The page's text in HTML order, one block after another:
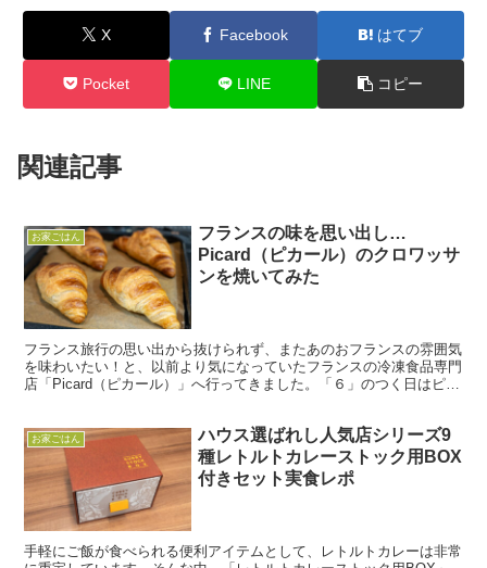
X Facebook はてブ
Pocket LINE コピー
関連記事
お家ごはん
フランスの味を思い出し…
Picard（ピカール）のクロワッサ
ンを焼いてみた
フランス旅行の思い出から抜けられず、またあのおフランスの雰囲気
を味わいたい！と、以前より気になっていたフランスの冷凍食品専門
店「Picard（ピカール）」へ行ってきました。「６」のつく日はピカ
お家ごはん
ハウス選ばれし人気店シリーズ9
種レトルトカレーストック用BOX
付きセット実食レポ
手軽にご飯が食べられる便利アイテムとして、レトルトカレーは非常